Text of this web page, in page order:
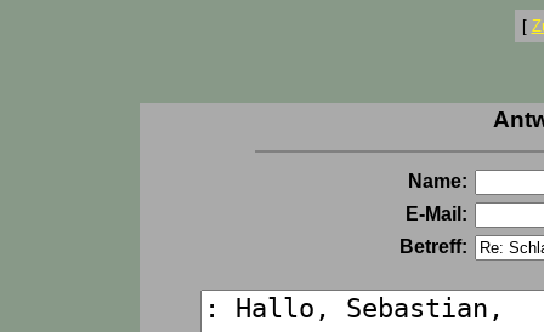
[
Name:
E-Mail:
Betreff: